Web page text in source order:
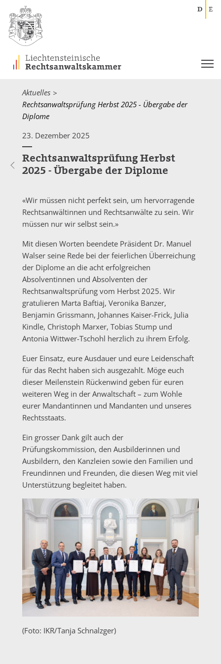
D E
Aktuelles
Current:
Rechtsanwaltsprüfung Herbst 2025 - Übergabe der
Diplome
23. Dezember 2025
Rechtsanwaltsprüfung Herbst
2025 - Übergabe der Diplome
«Wir müssen nicht perfekt sein, um hervorragende
Rechtsanwältinnen und Rechtsanwälte zu sein. Wir
müssen nur wir selbst sein.»
Mit diesen Worten beendete Präsident Dr. Manuel
Walser seine Rede bei der feierlichen Überreichung
der Diplome an die acht erfolgreichen
Absolventinnen und Absolventen der
Rechtsanwaltsprüfung vom Herbst 2025. Wir
gratulieren Marta Baftiaj, Veronika Banzer,
Benjamin Grissmann, Johannes Kaiser-Frick, Julia
Kindle, Christoph Marxer, Tobias Stump und
Antonia Wittwer-Tschohl herzlich zu ihrem Erfolg.
Euer Einsatz, eure Ausdauer und eure Leidenschaft
für das Recht haben sich ausgezahlt. Möge euch
dieser Meilenstein Rückenwind geben für euren
weiteren Weg in der Anwaltschaft – zum Wohle
eurer Mandantinnen und Mandanten und unseres
Rechtsstaats.
Ein grosser Dank gilt auch der
Prüfungskommission, den Ausbilderinnen und
Ausbildern, den Kanzleien sowie den Familien und
Freundinnen und Freunden, die diesen Weg mit viel
Unterstützung begleitet haben.
(Foto: IKR/Tanja Schnalzger)